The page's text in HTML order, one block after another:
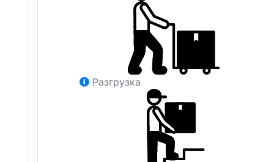
Разгрузка